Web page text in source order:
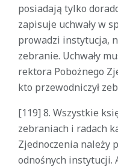
posiadają tylko
zapisuje uchwały w
prowadzi instytucja,
zebranie. Uchwały
rektora Pobożnego
kto przewodniczył
[119] 8. Wszystkie
zebraniach i radach
Zjednoczenia należy
odnośnych instytucji.